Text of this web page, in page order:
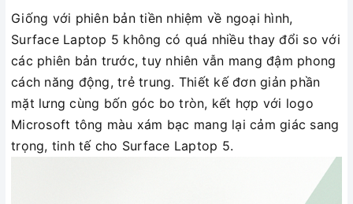
Giống với phiên bản tiền nhiệm về ngoại hình,
Surface Laptop 5 không có quá nhiều thay đổi so với
các phiên bản trước, tuy nhiên vẫn mang đậm phong
cách năng động, trẻ trung. Thiết kế đơn giản phần
mặt lưng cùng bốn góc bo tròn, kết hợp với logo
Microsoft tông màu xám bạc mang lại cảm giác sang
trọng, tinh tế cho Surface Laptop 5.